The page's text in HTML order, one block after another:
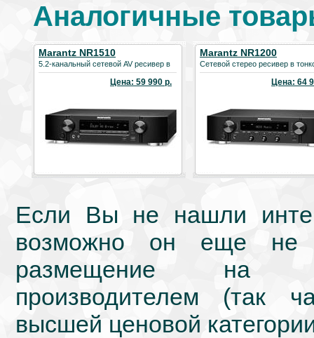
Аналогичные
Marantz NR1510
5.2-канальный сетевой AV ресивер в
тонком корпусе
Цена: 59 990 р.
Marantz NR1200
Сетевой стерео ресивер в
корпусе
Цена: 64
Если Вы не нашли
возможно он еще не
размещение на
производителем (так
высшей ценовой